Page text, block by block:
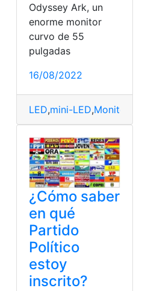
Odyssey Ark, un
enorme monitor
curvo de 55
pulgadas
16/08/2022
LED,mini-LED,Monitor
¿Cómo saber
en qué
Partido
Político
estoy
inscrito?